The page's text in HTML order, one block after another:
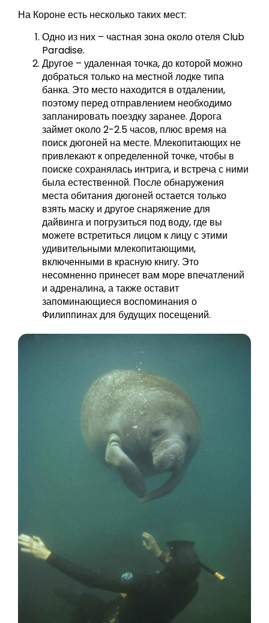
На Короне есть несколько таких мест:
Одно из них – частная зона около отеля Club
Paradise.
Другое – удаленная точка, до которой можно
добраться только на местной лодке типа
банка. Это место находится в отдалении,
поэтому перед отправлением необходимо
запланировать поездку заранее. Дорога
займет около 2-2.5 часов, плюс время на
поиск дюгоней на месте. Млекопитающих не
привлекают к определенной точке, чтобы в
поиске сохранялась интрига, и встреча с ними
была естественной. После обнаружения
места обитания дюгоней остается только
взять маску и другое снаряжение для
дайвинга и погрузиться под воду, где вы
можете встретиться лицом к лицу с этими
удивительными млекопитающими,
включенными в красную книгу. Это
несомненно принесет вам море впечатлений
и адреналина, а также оставит
запоминающиеся воспоминания о
Филиппинах для будущих посещений.